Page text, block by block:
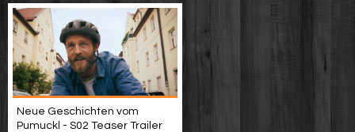
Neue Geschichten vom
Pumuckl - S02 Teaser Trailer